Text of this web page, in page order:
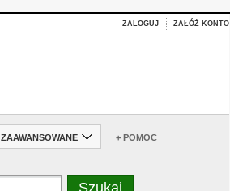
ZALOGUJ ZAŁÓŻ KONTO
ZAAWANSOWANE + POMOC